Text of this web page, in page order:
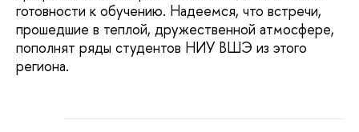
готовности к обучению. Надеемся, что встречи,
прошедшие в теплой, дружественной атмосфере,
пополнят ряды студентов НИУ ВШЭ из этого
региона.